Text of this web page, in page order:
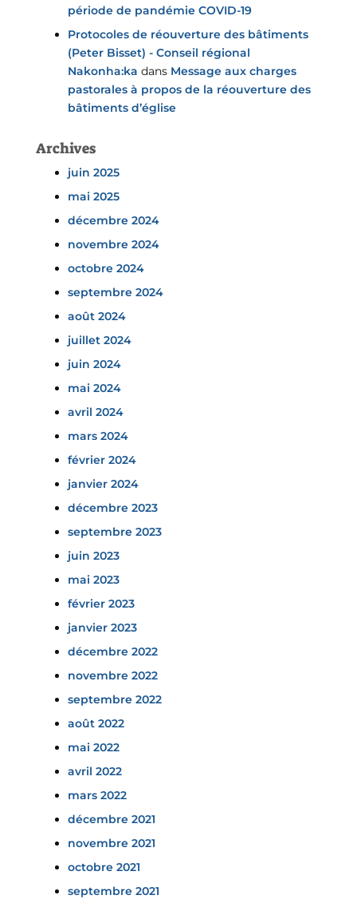
période de pandémie COVID-19
Protocoles de réouverture des bâtiments
(Peter Bisset) - Conseil régional
Nakonha:ka dans Message aux charges
pastorales à propos de la réouverture des
bâtiments d’église
Archives
juin 2025
mai 2025
décembre 2024
novembre 2024
octobre 2024
septembre 2024
août 2024
juillet 2024
juin 2024
mai 2024
avril 2024
mars 2024
février 2024
janvier 2024
décembre 2023
septembre 2023
juin 2023
mai 2023
février 2023
janvier 2023
décembre 2022
novembre 2022
septembre 2022
août 2022
mai 2022
avril 2022
mars 2022
décembre 2021
novembre 2021
octobre 2021
septembre 2021